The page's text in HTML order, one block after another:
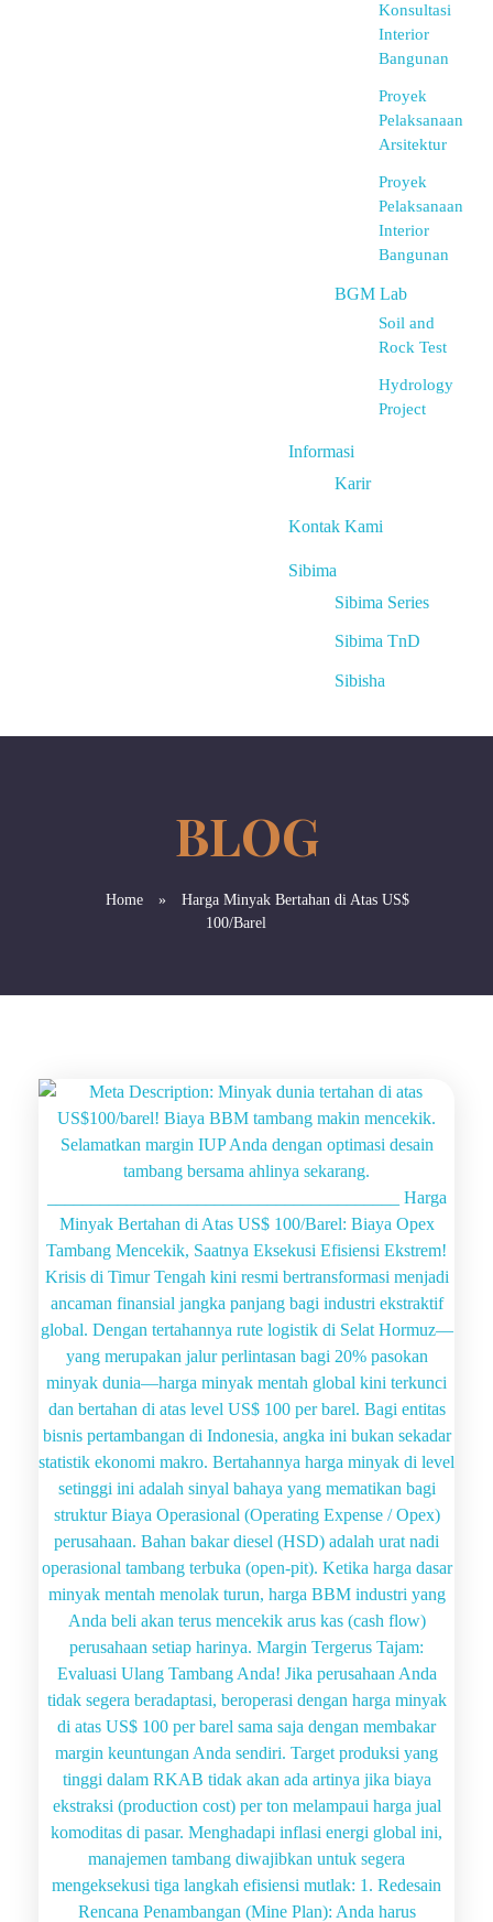
Konsultasi
Interior
Bangunan
Proyek
Pelaksanaan
Arsitektur
Proyek
Pelaksanaan
Interior
Bangunan
BGM Lab
Soil and
Rock Test
Hydrology
Project
Informasi
Karir
Kontak Kami
Sibima
Sibima Series
Sibima TnD
Sibisha
Home »
Harga Minyak Bertahan di Atas US$
100/Barel